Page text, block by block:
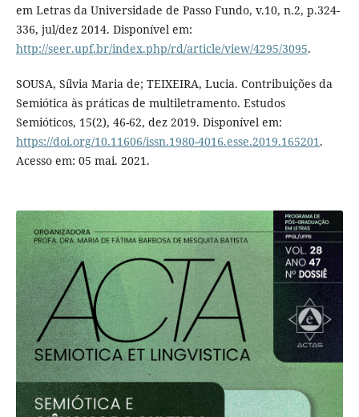
em Letras da Universidade de Passo Fundo, v.10, n.2, p.324-
336, jul/dez 2014. Disponível em:
http://seer.upf.br/index.php/rd/article/view/4295/3095.
SOUSA, Sílvia Maria de; TEIXEIRA, Lucia. Contribuições da
Semiótica às práticas de multiletramento. Estudos
Semióticos, 15(2), 46-62, dez 2019. Disponível em:
https://doi.org/10.11606/issn.1980-4016.esse.2019.165201.
Acesso em: 05 mai. 2021.